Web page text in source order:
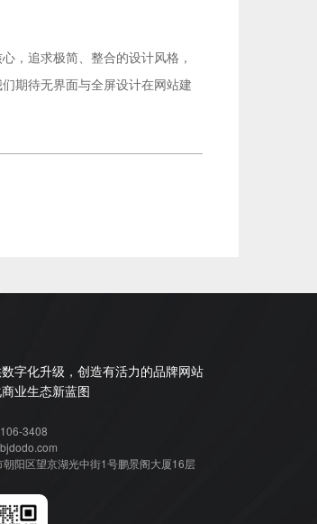
，追求极简、整合的设计风格，
期待无界面与全屏设计在网站建
字化升级，创造有活力的品牌网站
业生态新蓝图
3408
朝阳区望京湖光中街1号鹏景阁大厦16层